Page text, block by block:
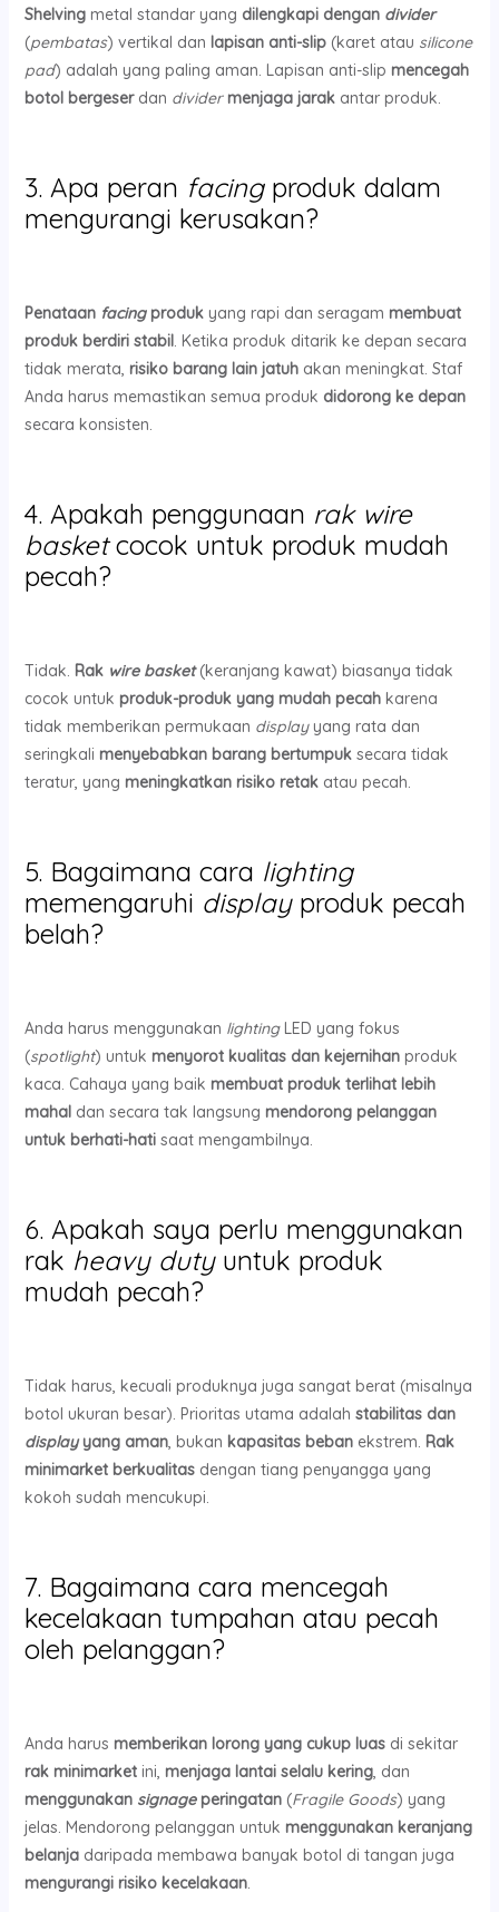
Shelvingmetal standar yang dilengkapi dengan divider
(pembatas) vertikal dan lapisan anti-slip(karet atau silicone
pad) adalah yang paling aman. Lapisan anti-slip mencegah
botol bergeserdan divider menjaga jarakantar produk.
3. Apa peran facingproduk dalam
mengurangi kerusakan?
Penataan facingprodukyang rapi dan seragam membuat
produk berdiri stabil. Ketika produk ditarik ke depan secara
tidak merata, risiko barang lain jatuhakan meningkat. Staf
Anda harus memastikan semua produk didorong ke depan
secara konsisten.
4. Apakah penggunaan rak wire
basketcocok untuk produk mudah
pecah?
Tidak. Rak wire basket(keranjang kawat) biasanya tidak
cocok untuk produk-produk yang mudah pecahkarena
tidak memberikan permukaan displayyang rata dan
seringkali menyebabkan barang bertumpuksecara tidak
teratur, yang meningkatkan risiko retakatau pecah.
5. Bagaimana cara lighting
memengaruhi displayproduk pecah
belah?
Anda harus menggunakan lightingLED yang fokus
(spotlight) untuk menyorot kualitas dan kejernihanproduk
kaca. Cahaya yang baik membuat produk terlihat lebih
mahaldan secara tak langsung mendorong pelanggan
untuk berhati-hatisaat mengambilnya.
6. Apakah saya perlu menggunakan
rak heavy dutyuntuk produk
mudah pecah?
Tidak harus, kecuali produknya juga sangat berat (misalnya
botol ukuran besar). Prioritas utama adalah stabilitas dan
displayyang aman, bukan kapasitas bebanekstrem. Rak
minimarket berkualitasdengan tiang penyangga yang
kokoh sudah mencukupi.
7. Bagaimana cara mencegah
kecelakaan tumpahan atau pecah
oleh pelanggan?
Anda harus memberikan lorong yang cukup luasdi sekitar
rak minimarketini, menjaga lantai selalu kering, dan
menggunakan signageperingatan(Fragile Goods) yang
jelas. Mendorong pelanggan untuk menggunakan keranjang
belanjadaripada membawa banyak botol di tangan juga
mengurangi risiko kecelakaan.